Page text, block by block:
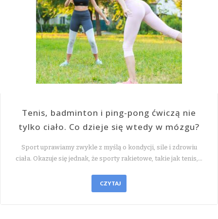
Tenis, badminton i ping-pong ćwiczą nie
tylko ciało. Co dzieje się wtedy w mózgu?
Sport uprawiamy zwykle z myślą o kondycji, sile i zdrowiu
ciała. Okazuje się jednak, że sporty rakietowe, takie jak tenis,…
CZYTAJ